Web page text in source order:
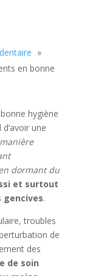
en bonne
hygiène
une
dormant du
et surtout
gencives.
troubles
de
des
de soin